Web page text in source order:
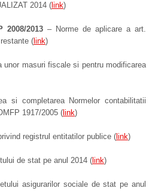
2014 (link)
2008/2013 – Norme de aplicare a art.
( link)
unor masuri fiscale si pentru modificarea
si completarea Normelor contabilitatii
1917/2005 ( link)
registrul entitatilor publice ( link)
de stat pe anul 2014 ( link)
asigurarilor sociale de stat pe anul